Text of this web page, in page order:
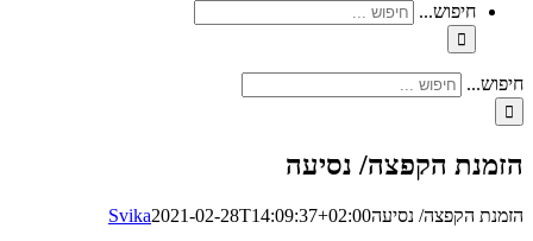
חיפוש...
חיפוש...
הזמנת הקפצה/ נסיעה
הזמנת הקפצה/ נסיעה Svika2021-02-28T14:09:37+02:00